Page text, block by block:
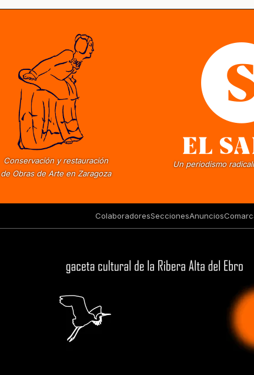
Conservación y restauración
de Obras de Arte en Zaragoza
Un periodismo
ColaboradoresSeccionesAnuncios